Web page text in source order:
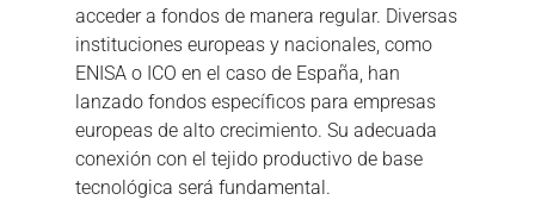
acceder a fondos de manera regular. Diversas
instituciones europeas y nacionales, como
ENISA o ICO en el caso de España, han
lanzado fondos específicos para empresas
europeas de alto crecimiento. Su adecuada
conexión con el tejido productivo de base
tecnológica será fundamental.